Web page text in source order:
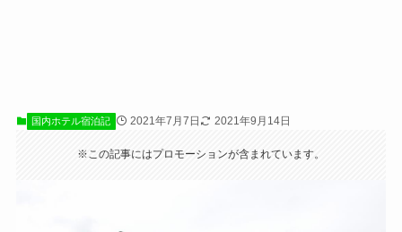
国内ホテル宿泊記 2021年7月7日 2021年9月14日
※この記事にはプロモーションが含まれています。